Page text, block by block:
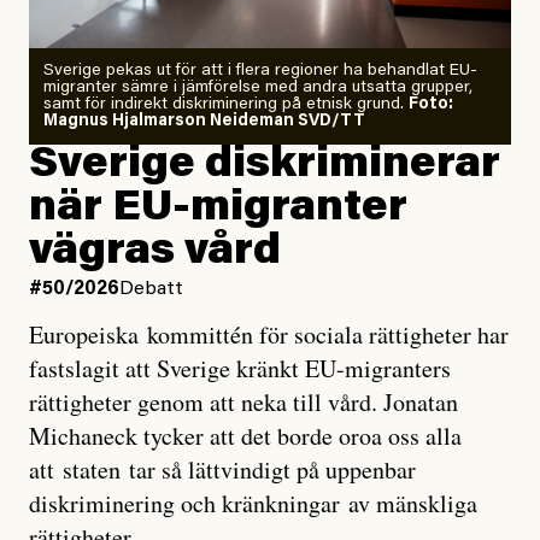
Zeke Hausfather är chockad igen efter att ha
analyserat hur de olika klimatmodellerna bedömer
läget för hur den begynnande El Niño-händelsen ska
utveckla sig. El Niño är ett återkommande
väderfenomen som uppstår när havsvattnet i delar av
Stilla havet blir ovanligt varmt. Det påverkar vädret
över stora delar av världen och under
forskare allt oftare varnat för att den här El Niñon
Det verkar vara en underdrift, menar nu Zeke
Hausfather.
”Det ser ut som att årets El Niño inte bara med stor
sannolikhet kommer att bli den starkaste sedan
Sverige pekas ut för att i flera regioner ha behandlat EU-
migranter sämre i jämförelse med andra utsatta grupper,
samt för indirekt diskriminering på etnisk grund. Foto:
Magnus Hjalmarson Neideman SVD/TT
Sverige diskriminerar
när EU-migranter
vägras vård
#50/2026 Debatt
Europeiska kommittén för sociala rättigheter har
fastslagit att Sverige kränkt EU-migranters
rättigheter genom att neka till vård. Jonatan
Michaneck tycker att det borde oroa oss alla
att staten tar så lättvindigt på uppenbar
diskriminering och kränkningar av mänskliga